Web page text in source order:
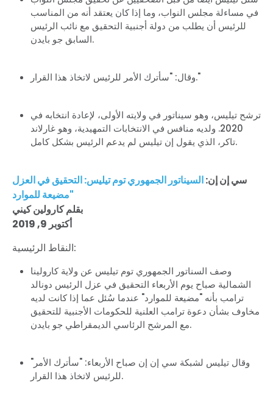
الصفحة الرئيسية
Take Back the Courts
العمل معنا
الصحافة
الإجراء
في مساءلة مجلس النواب، وما إذا كان يعتقد أنه من المناسب
للرئيس أن يطلب من دولة أجنبية التحقيق مع نائب الرئيس
السابق جو بايدن.
وقال: "سأترك الأمر للرئيس لاتخاذ هذا القرار."
ترشح تيليس، وهو سيناتور في ولايته الأولى، لإعادة انتخابه في
2020. ولديه منافس في الانتخابات التمهيدية، وهو غارلاند
تاكر، الذي يقول إن تيليس لم يدعم الرئيس بشكل كامل.
سي إن إن:السيناتور الجمهوري توم تيليس: التحقيق في العزل
"مضيعة للموارد
بقلم كارولين كيني
أكتوبر 9, 2019
النقاط الرئيسية:
وصف السناتور الجمهوري توم تيليس عن ولاية كارولينا
الشمالية صباح يوم الأربعاء التحقيق في عزل الرئيس دونالد
ترامب بأنه "مضيعة للموارد" عندما سُئل عما إذا كانت لديه
مخاوف بشأن دعوة ترامب العلنية للحكومات الأجنبية للتحقيق
مع المرشح الرئاسي الديمقراطي جو بايدن.
"وقال تيليس لشبكة سي إن إن صباح الأربعاء: "سأترك الأمر
للرئيس لاتخاذ هذا القرار.